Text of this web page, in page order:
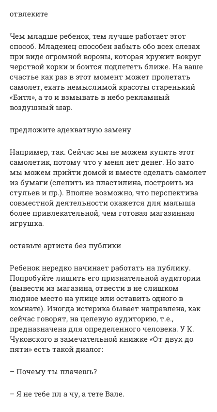
отвлеките
Чем младше ребенок, тем лучше работает этот
способ. Младенец способен забыть обо всех слезах
при виде огромной вороны, которая кружит вокруг
черствой корки и боится подлететь ближе. На ваше
счастье как раз в этот момент может пролетать
самолет, ехать немыслимой красоты старенький
«Битл», а то и взмывать в небо рекламный
воздушный шар.
предложите адекватную замену
Например, так. Сейчас мы не можем купить этот
самолетик, потому что у меня нет денег. Но зато
мы можем прийти домой и вместе сделать самолет
из бумаги (слепить из пластилина, построить из
стульев и пр.). Вполне возможно, что перспектива
совместной деятельности окажется для малыша
более привлекательной, чем готовая магазинная
игрушка.
оставьте артиста без публики
Ребенок нередко начинает работать на публику.
Попробуйте лишить его признательной аудитории
(вывести из магазина, отвести в не слишком
людное место на улице или оставить одного в
комнате). Иногда истерика бывает направлена, как
сейчас говорят, на целевую аудиторию, т.е.,
предназначена для определенного человека. У К.
Чуковского в замечательной книжке «От двух до
пяти» есть такой диалог:
– Почему ты плачешь?
– Я не тебе пл а чу, а тете Вале.